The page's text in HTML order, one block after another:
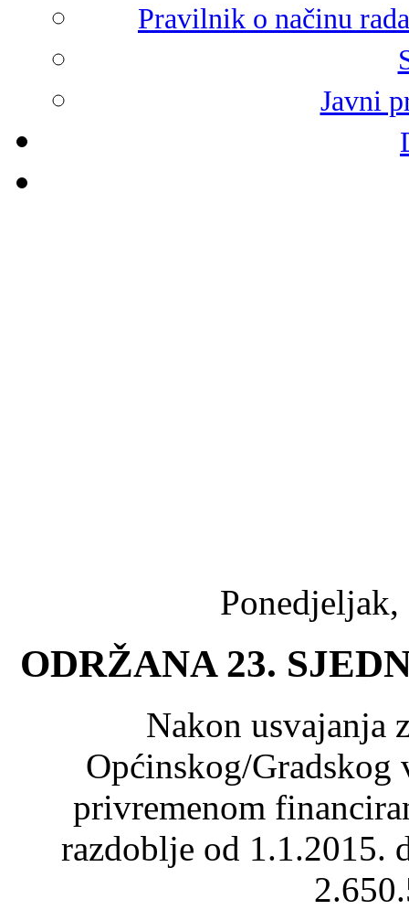
Pravilnik o načinu
Javni
ODRŽANA 23.
Nakon usvajanja
Općinskog/Gradskog
privremenom
razdoblje od 1.1.2015.